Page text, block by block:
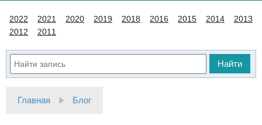
2022 2021 2020 2019 2018 2016 2015 2014
2013
2012
2011
Найти
Главная Блог